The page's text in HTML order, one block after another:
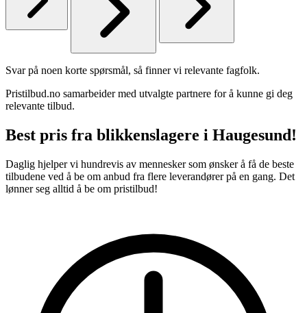
Svar på noen korte spørsmål, så finner vi relevante fagfolk.
Pristilbud.no samarbeider med utvalgte partnere for å kunne gi deg
relevante tilbud.
Best pris fra blikkenslagere i Haugesund!
Daglig hjelper vi hundrevis av mennesker som ønsker å få de beste
tilbudene ved å be om anbud fra flere leverandører på en gang. Det
lønner seg alltid å be om pristilbud!